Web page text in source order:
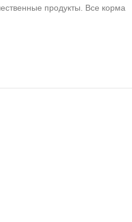
продукты. Все корма